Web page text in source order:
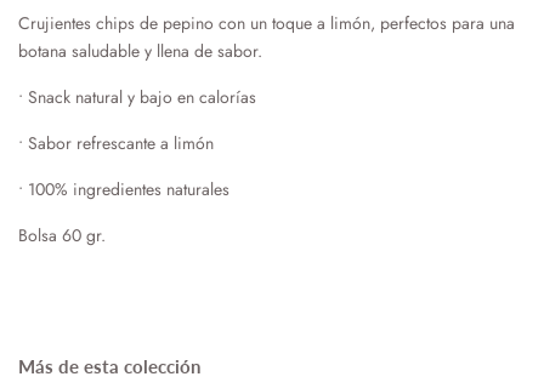
Crujientes chips de pepino con un toque a limón, perfectos para una
botana saludable y llena de sabor.
• Snack natural y bajo en calorías
• Sabor refrescante a limón
• 100% ingredientes naturales
Bolsa 60 gr.
Más de esta colección